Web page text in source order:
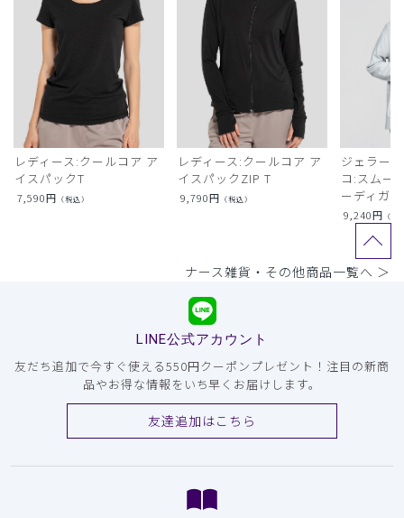
レディース:クールコア ア
イスパックT
7,590円 （税込）
レディース:クールコア ア
イスパックZIP T
9,790円 （税込）
ジェラー
コ:スムー
ーディガン
9,240円 （税
ナース雑貨・その他商品一覧へ ＞
LINE公式アカウント
友だち追加で今すぐ使える550円クーポンプレゼント！注目の新商
品やお得な情報をいち早くお届けします。
友達追加はこちら